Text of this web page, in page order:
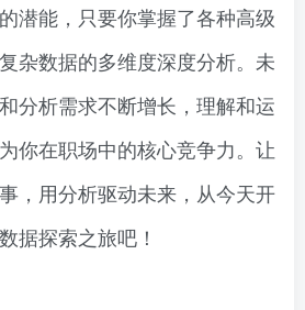
潜能，只要你掌握了各种高级
杂数据的多维度深度分析。未
分析需求不断增长，理解和运
你在职场中的核心竞争力。让
，用分析驱动未来，从今天开
据探索之旅吧！